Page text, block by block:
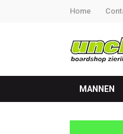
Home
MANNEN
VANS